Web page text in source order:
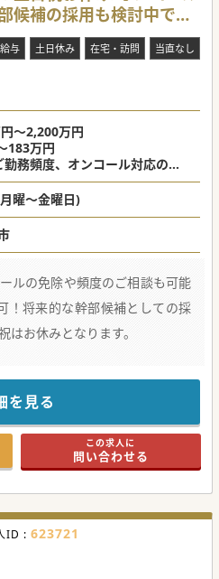
候補の採用も検討中で
与 土日休み 在宅・訪問 当直なし
～2,200万円
183万円
務頻度、オンコール対応の可
調整
曜～金曜日)
市
ルの免除や頻度のご相談も可能
将来的な幹部候補としての採
お休みとなります。
す。
にした、メリハリあるご勤務環
用も視野に入れており、医療経
ざいます。
お問合せくださいませ。
を見る
この求人に
問い合わせる
ID : 623721